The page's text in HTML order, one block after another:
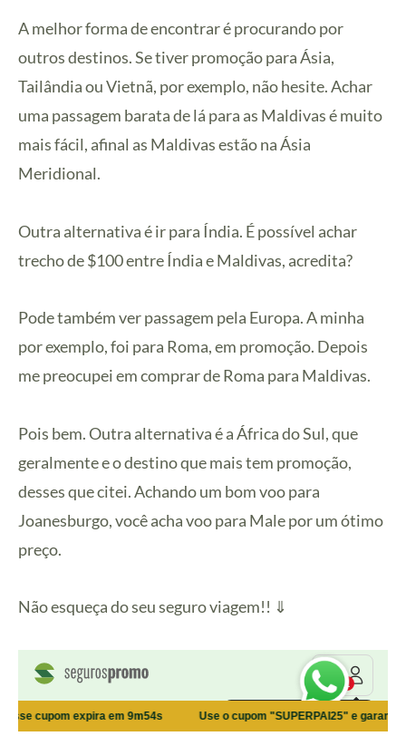
A melhor forma de encontrar é procurando por
outros destinos. Se tiver promoção para Ásia,
Tailândia ou Vietnã, por exemplo, não hesite. Achar
uma passagem barata de lá para as Maldivas é muito
mais fácil, afinal as Maldivas estão na Ásia
Meridional.
Outra alternativa é ir para Índia. É possível achar
trecho de $100 entre Índia e Maldivas, acredita?
Pode também ver passagem pela Europa. A minha
por exemplo, foi para Roma, em promoção. Depois
me preocupei em comprar de Roma para Maldivas.
Pois bem. Outra alternativa é a África do Sul, que
geralmente e o destino que mais tem promoção,
desses que citei. Achando um bom voo para
Joanesburgo, você acha voo para Male por um ótimo
preço.
Não esqueça do seu seguro viagem!! ⇓